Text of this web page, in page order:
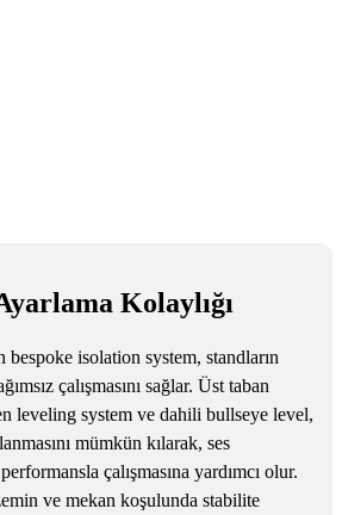
Kolaylığı
isolation system, standların
çalışmasını sağlar. Üst taban
leveling system ve dahili bullseye level,
mümkün kılarak, ses
çalışmasına yardımcı olur.
ve mekan koşulunda stabilite